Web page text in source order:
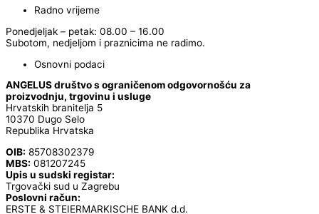
Radno vrijeme
Ponedjeljak – petak: 08.00 – 16.00
Subotom, nedjeljom i praznicima ne radimo.
Osnovni podaci
ANGELUS društvo s ograničenom odgovornošću za
proizvodnju, trgovinu i usluge
Hrvatskih branitelja 5
10370 Dugo Selo
Republika Hrvatska
OIB: 85708302379
MBS: 081207245
Upis u sudski registar:
Trgovački sud u Zagrebu
Poslovni račun:
ERSTE & STEIERMARKISCHE BANK d.d.